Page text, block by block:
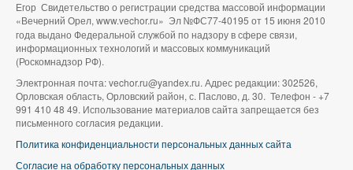
Егор Свидетельство о регистрации средства массовой информации
«Вечерний Орел, www.vechor.ru» Эл №ФС77-40195 от 15 июня 2010
года выдано Федеральной службой по надзору в сфере связи,
информационных технологий и массовых коммуникаций
(Роскомнадзор РФ).
Электронная почта: vechor.ru@yandex.ru. Адрес редакции: 302526,
Орловская область, Орловский район, с. Паслово, д. 30. Телефон - +7
991 410 48 49. Использование материалов сайта запрещается без
письменного согласия редакции.
Политика конфиденциальности персональных данных сайта
Согласие на обработку персональных данных